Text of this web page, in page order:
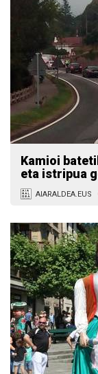
Kamioi
eta istripua
AIARALDEA.EUS